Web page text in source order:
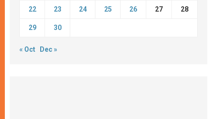
22 23 24 25 26 27 28
29 30
« Oct Dec »